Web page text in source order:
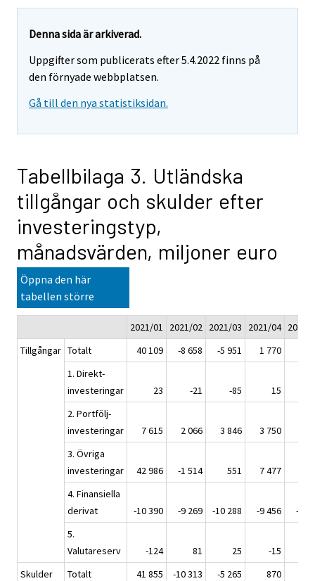
Denna sida är arkiverad.
Uppgifter som publicerats efter 5.4.2022 finns på
den förnyade webbplatsen.
Gå till den nya statistiksidan.
Tabellbilaga 3. Utländska
tillgångar och skulder efter
investeringstyp,
månadsvärden, miljoner euro
Öppna den här
tabellen större
2021/01 2021/02 2021/03 2021/04 2021/
Tillgångar Totalt 40 109 -8 658 -5 951 1 770
1. Direkt-
investeringar
23 -21 -85 15
2. Portfölj-
investeringar
7 615 2 066 3 846 3 750
3. Övriga
investeringar
42 986 -1 514 551 7 477
4. Finansiella
derivat
-10 390 -9 269 -10 288 -9 456
-9
5.
Valutareserv
-124 81 25 -15
Skulder
Totalt 41 855 -10 313 -5 265 870